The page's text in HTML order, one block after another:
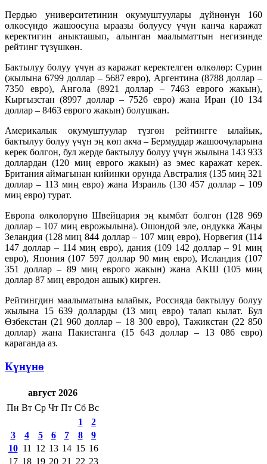
Пердью университетинин окумуштуулары дүйнөнүн 160
өлкөсүндө жашоосуна ыраазы болуусу үчүн канча каражат
керектигин аныкташып, алынган маалыматтын негизинде
рейтинг түзүшкөн.
Бактылуу болуу үчүн аз каражат керектелген өлкөлөр: Сурин
(жылына 6799 доллар – 5687 евро), Аргентина (8788 доллар –
7350 евро), Ангола (8921 доллар – 7463 еврого жакын),
Кыргызстан (8997 доллар – 7526 евро) жана Иран (10 134
доллар – 8463 еврого жакын) болушкан.
Америкалык окумуштуулар түзгөн рейтингге ылайык,
бактылуу болуу үчүн эң көп акча – Бермуддар жашоочуларына
керек болгон, бул жерде бактылуу болуу үчүн жылына 143 933
доллардан (120 миң еврого жакын) аз эмес каражат керек.
Британия аймагынан кийинки орунда Австралия (135 миң 321
доллар – 113 миң евро) жана Израиль (130 457 доллар – 109
миң евро) турат.
Европа өлкөлөрүнө Швейцария эң кымбат болгон (128 969
доллар – 107 миң еврожылына). Ошондой эле, ондукка Жаңы
Зеландия (128 миң 844 доллар – 107 миң евро), Норвегия (114
147 доллар – 114 миң евро), дания (109 142 доллар – 91 миң
евро), Япония (107 597 доллар 90 миң евро), Исландия (107
351 доллар – 89 миң еврого жакын) жана АКШ (105 миң
доллар 87 миң евродон ашык) кирген.
Рейтингдин маалыматына ылайык, Россияда бактылуу болуу
жылына 15 639 долларды (13 миң евро) талап кылат. Бул
Өзбекстан (21 960 доллар – 18 300 евро), Тажикстан (22 850
доллар) жана Пакистанга (15 643 доллар – 13 086 евро)
караганда аз.
Күнүнө
август 2026
Пн Вт Ср Чт Пт Сб Вс
1
2
3
4 5 6 7 8
9
10 11 12 13 14 15 16
17 18 19 20 21 22 23